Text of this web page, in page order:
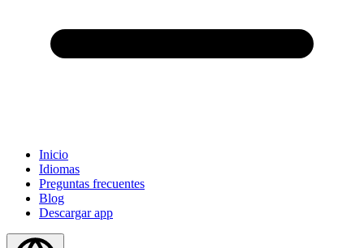
Inicio
Idiomas
Preguntas frecuentes
Blog
Descargar app